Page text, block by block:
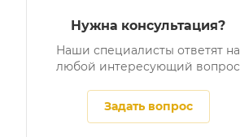
Нужна консультация?
Наши специалисты ответят на
любой интересующий вопрос
Задать вопрос